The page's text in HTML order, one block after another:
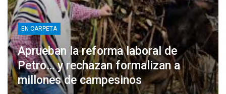
EN CARPETA
Aprueban la reforma laboral de
Petro… y rechazan formalizan a
millones de campesinos